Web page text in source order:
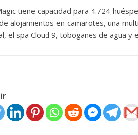
tiene capacidad para 4.724
alojamientos en camarotes, una
el spa Cloud 9, toboganes de agua